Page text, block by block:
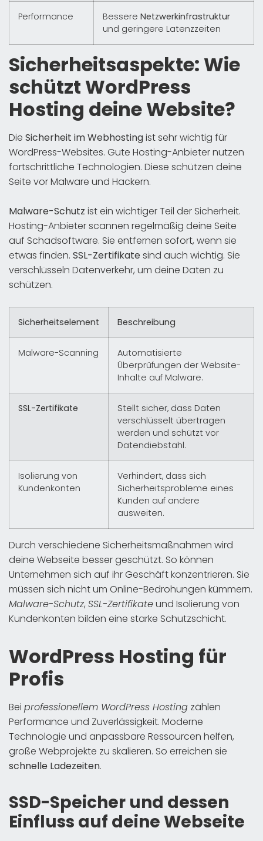
Performance Bessere Netzwerkinfrastruktur
und geringere Latenzzeiten
Sicherheitsaspekte: Wie
schützt WordPress
Hosting deine Website?
Die Sicherheit im Webhostingist sehr wichtig für
WordPress-Websites. Gute Hosting-Anbieter nutzen
fortschrittliche Technologien. Diese schützen deine
Seite vor Malware und Hackern.
Malware-Schutz ist ein wichtiger Teil der Sicherheit.
Hosting-Anbieter scannen regelmäßig deine Seite
auf Schadsoftware. Sie entfernen sofort, wenn sie
etwas finden. SSL-Zertifikatesind auch wichtig. Sie
verschlüsseln Datenverkehr, um deine Daten zu
schützen.
Sicherheitselement Beschreibung
Malware-Scanning
Automatisierte
Überprüfungen der Website-
Inhalte auf Malware.
SSL-Zertifikate
Stellt sicher, dass Daten
verschlüsselt übertragen
werden und schützt vor
Datendiebstahl.
Isolierung von
Kundenkonten
Verhindert, dass sich
Sicherheitsprobleme eines
Kunden auf andere
ausweiten.
Durch verschiedene Sicherheitsmaßnahmen wird
deine Webseite besser geschützt. So können
Unternehmen sich auf ihr Geschäft konzentrieren. Sie
müssen sich nicht um Online-Bedrohungen kümmern.
Malware-Schutz, SSL-Zertifikateund Isolierung von
Kundenkonten bilden eine starke Schutzschicht.
WordPress Hosting für
Profis
Bei professionellem WordPress Hosting zählen
Performance und Zuverlässigkeit. Moderne
Technologie und anpassbare Ressourcen helfen,
große Webprojekte zu skalieren. So erreichen sie
schnelle Ladezeiten.
SSD-Speicher und dessen
Einfluss auf deine Webseite